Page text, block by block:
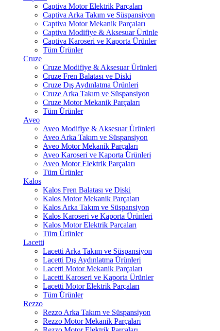
Captiva Motor Elektrik Parçaları
Captiva Arka Takım ve Süspansiyon
Captiva Motor Mekanik Parçaları
Captiva Modifiye & Aksesuar Ürünle
Captiva Karoseri ve Kaporta Ürünler
Tüm Ürünler
Cruze
Cruze Modifiye & Aksesuar Ürünleri
Cruze Fren Balatası ve Diski
Cruze Dış Aydınlatma Ürünleri
Cruze Arka Takım ve Süspansiyon
Cruze Motor Mekanik Parçaları
Tüm Ürünler
Aveo
Aveo Modifiye & Aksesuar Ürünleri
Aveo Arka Takım ve Süspansiyon
Aveo Motor Mekanik Parçaları
Aveo Karoseri ve Kaporta Ürünleri
Aveo Motor Elektrik Parçaları
Tüm Ürünler
Kalos
Kalos Fren Balatası ve Diski
Kalos Motor Mekanik Parçaları
Kalos Arka Takım ve Süspansiyon
Kalos Karoseri ve Kaporta Ürünleri
Kalos Motor Elektrik Parçaları
Tüm Ürünler
Lacetti
Lacetti Arka Takım ve Süspansiyon
Lacetti Dış Aydınlatma Ürünleri
Lacetti Motor Mekanik Parçaları
Lacetti Karoseri ve Kaporta Ürünler
Lacetti Motor Elektrik Parçaları
Tüm Ürünler
Rezzo
Rezzo Arka Takım ve Süspansiyon
Rezzo Motor Mekanik Parçaları